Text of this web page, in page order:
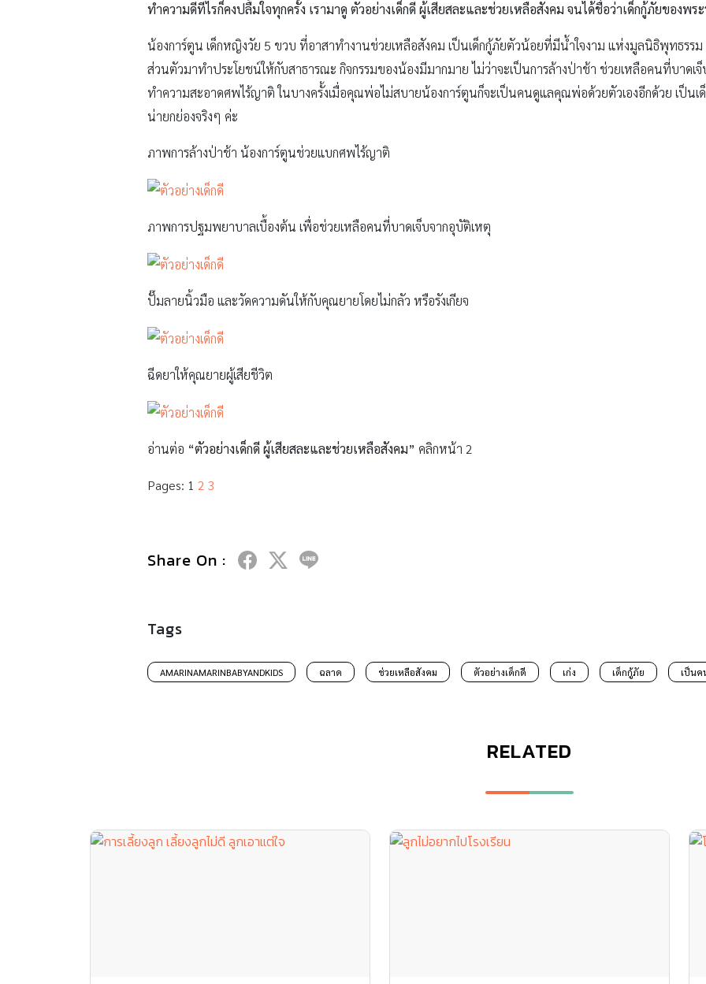
ทำความดีทีไรก็คงปลื้มใจทุกครั้ง เรามาดู ตัวอย่างเด็กดี ผู้เสียสละและช่วยเหลือสังคม จนได้ชื่อว่าเด็กกู้ภัยของพร
น้องการ์ตูน เด็กหญิงวัย 5 ขวบ ที่อาสาทำงานช่วยเหลือสังคม เป็นเด็กกู้ภัยตัวน้อยที่มีน้ำใจงาม แห่งมูลนิธิพุทธรรม
ส่วนตัวมาทำประโยชน์ให้กับสาธารณะ กิจกรรมของน้องมีมากมาย ไม่ว่าจะเป็นการล้างป่าช้า ช่วยเหลือคนที่บาดเ
ทำความสะอาดศพไร้ญาติ ในบางครั้งเมื่อคุณพ่อไม่สบายน้องการ์ตูนก็จะเป็นคนดูแลคุณพ่อด้วยตัวเองอีกด้วย เป็นเด็
น่ายกย่องจริงๆ ค่ะ
ภาพการล้างป่าช้า น้องการ์ตูนช่วยแบกศพไร้ญาติ
ภาพการปฐมพยาบาลเบื้องต้น เพื่อช่วยเหลือคนที่บาดเจ็บจากอุบัติเหตุ
ปั๊มลายนิ้วมือ และวัดความดันให้กับคุณยายโดยไม่กลัว หรือรังเกียจ
ฉีดยาให้คุณยายผู้เสียชีวิต
อ่านต่อ “ตัวอย่างเด็กดี ผู้เสียสละและช่วยเหลือสังคม” คลิกหน้า 2
Pages: 1 2 3
Share On :
Tags
AMARINAMARINBABYANDKIDS ฉลาด ช่วยเหลือสังคม ตัวอย่างเด็กดี เก่ง เด็กกู้ภัย เป็นค
RELATED